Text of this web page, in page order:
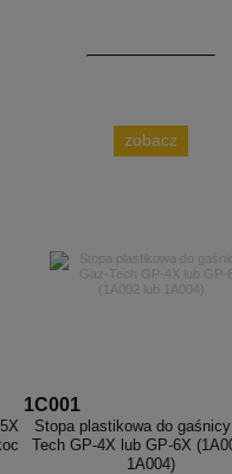
zobacz
1C001
Stopa plastikowa do
Tech GP-4X lub GP-6X
1A004)